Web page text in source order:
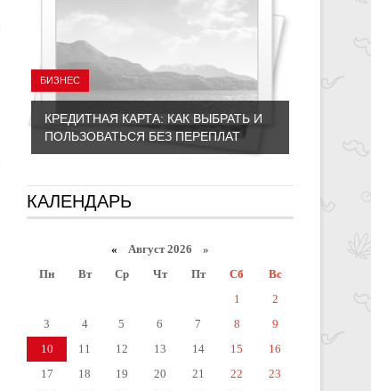
БИЗНЕС
КРЕДИТНАЯ КАРТА: КАК ВЫБРАТЬ И
ПОЛЬЗОВАТЬСЯ БЕЗ ПЕРЕПЛАТ
КАЛЕНДАРЬ
« Август 2026 »
Пн
Вт Ср Чт Пт Сб
Вс
1
2
3
4 5 6 7 8
9
10
11 12 13 14 15
16
17
18 19 20 21 22
23